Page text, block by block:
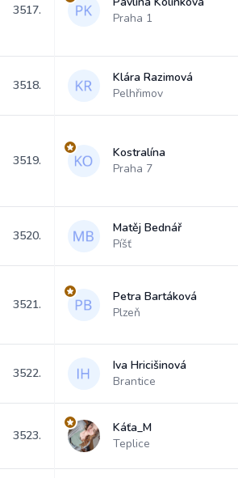
3517.
Praha 1
3518.
Klára Razimová
Pelhřimov
3519.
Kostralína
Praha 7
3520.
Matěj Bednář
Píšť
3521.
Petra Bartáková
Plzeň
3522.
Iva Hricišinová
Brantice
3523.
Káťa_M
Teplice